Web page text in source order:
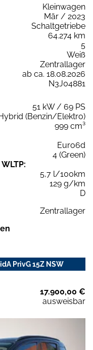
Kleinwagen
Mär / 2023
Schaltgetriebe
64.274 km
5
Weiß
Zentrallager
ab ca. 18.08.2026
N3J04881
51 kW / 69 PS
(Benzin/Elektro)
999 cm³
Euro6d
4 (Green)
5,7 l/100km
129 g/km
D
Zentrallager
PrivG 15Z NSW
17.900,00 €
ausweisbar